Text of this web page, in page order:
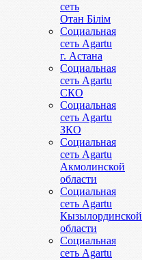
сеть
Отан Бiлiм
Социальная
сеть Agartu
г. Астана
Социальная
сеть Agartu
СКО
Социальная
сеть Agartu
ЗКО
Социальная
сеть Agartu
Акмолинской
области
Социальная
сеть Agartu
Кызылординской
области
Социальная
сеть Agartu